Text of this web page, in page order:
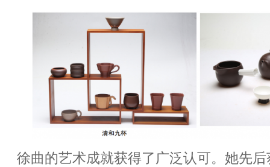
徐曲的艺术成就获得了广泛认可。她先